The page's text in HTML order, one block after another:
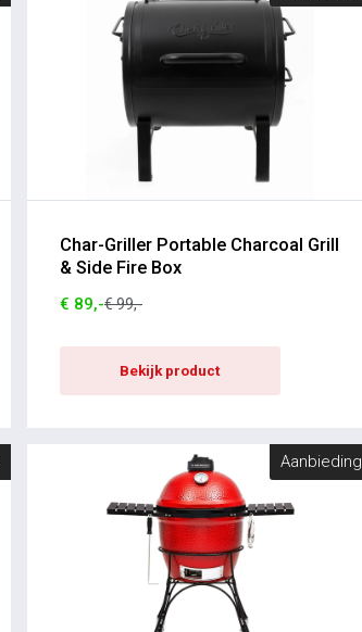
Char-Griller Portable Charcoal Grill
& Side Fire Box
€ 89,-€ 99,-
Bekijk product
Aanbieding